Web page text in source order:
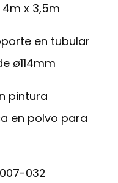
x 3,5m
en tubular
ø114mm
pintura
en polvo para
032